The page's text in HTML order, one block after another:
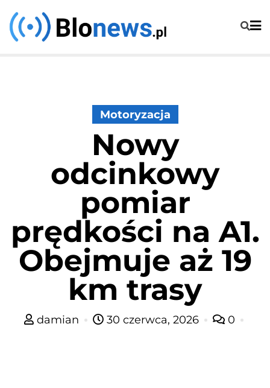
Skip
to
Motoryzacja
Nowy
odcinkowy
pomiar
prędkości na A1.
Obejmuje aż 19
km trasy
damian 30 czerwca, 2026 0